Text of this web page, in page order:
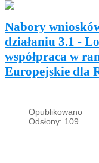
Nabory
działaniu 3.1 -
współpraca w
Europejskie dla
Opublikowano
Odsłony: 109